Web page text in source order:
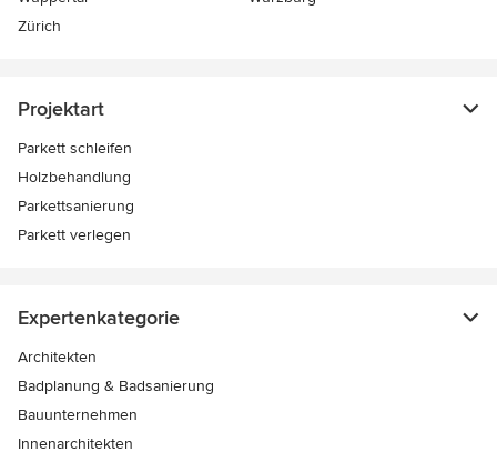
Zürich
Projektart
Parkett schleifen
Holzbehandlung
Parkettsanierung
Parkett verlegen
Expertenkategorie
Architekten
Badplanung & Badsanierung
Bauunternehmen
Innenarchitekten